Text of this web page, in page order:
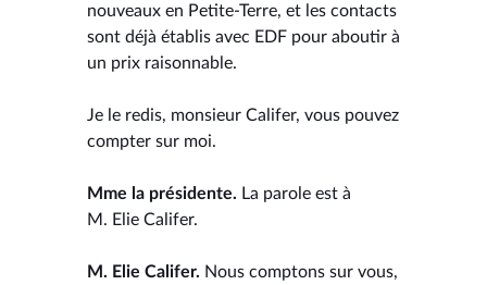
nouveaux en Petite-Terre, et les contacts
sont déjà établis avec EDF pour aboutir à
un prix raisonnable.
Je le redis, monsieur Califer, vous pouvez
compter sur moi.
Mme la présidente. La parole est à
M. Elie Califer.
M. Elie Califer. Nous comptons sur vous,